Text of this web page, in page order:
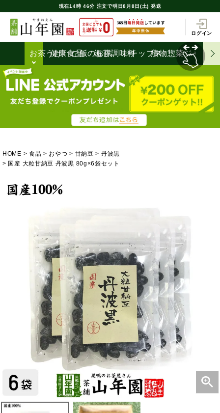
現在14時 46分 注文で明日8月8日(土) 発送
ログイン
お茶うけ健康食品ご飯のお供
海苔調味料チップス
漬物惣菜ジャム
HOME 食品 おやつ 甘納豆
丹波黒
国産 大粒甘納豆 丹波黒 80g×6袋セット